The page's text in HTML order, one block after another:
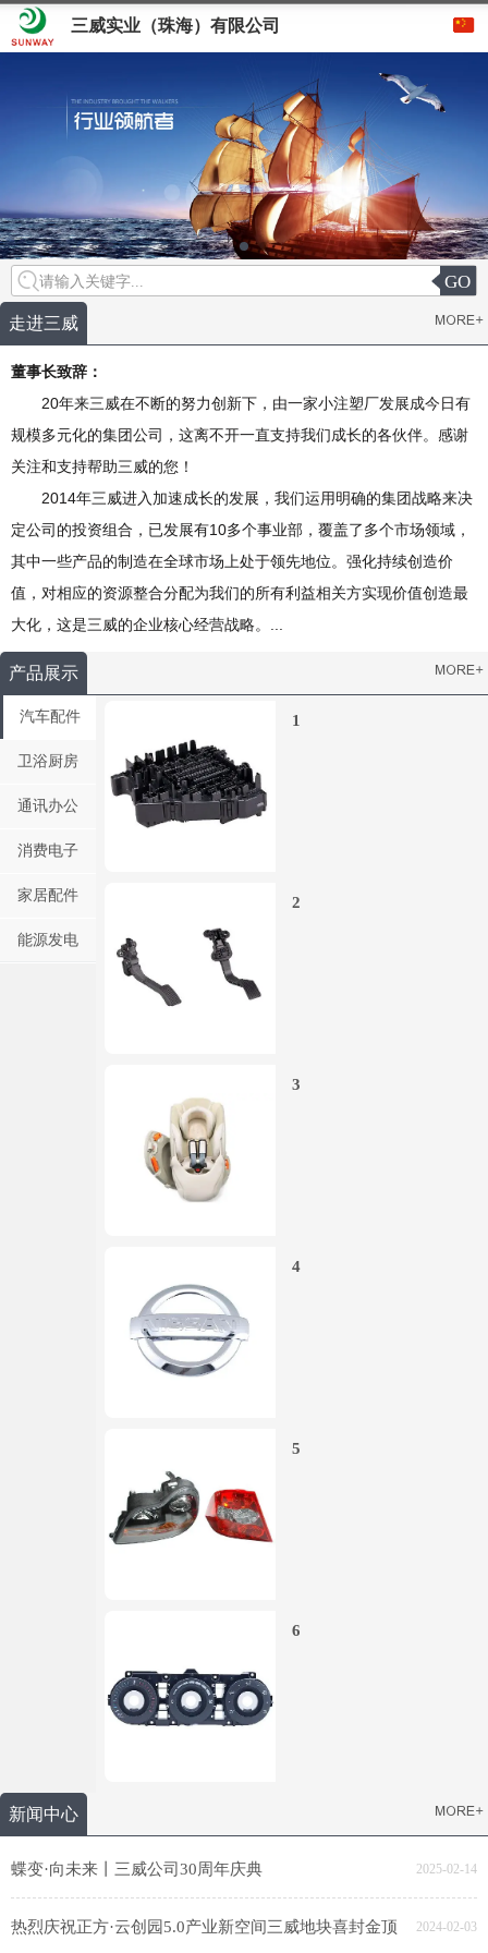
三威实业（珠海）有限公司
GO
请输入关键字...
走进三威
董事长致辞：
20年来三威在不断的努力创新下，由一家小注塑厂发展成今日有
规模多元化的集团公司，这离不开一直支持我们成长的各伙伴。感谢
关注和支持帮助三威的您！
2014年三威进入加速成长的发展，我们运用明确的集团战略来决
定公司的投资组合，已发展有10多个事业部，覆盖了多个市场领域，
其中一些产品的制造在全球市场上处于领先地位。强化持续创造价
值，对相应的资源整合分配为我们的所有利益相关方实现价值创造最
大化，这是三威的企业核心经营战略。...
产品展示
汽车配件
卫浴厨房
通讯办公
消费电子
家居配件
能源发电
1
2
3
4
5
6
新闻中心
蝶变·向未来丨三威公司30周年庆典 2025-02-14
热烈庆祝正方·云创园5.0产业新空间三威地块喜封金顶 2024-02-03